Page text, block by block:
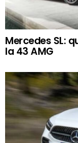
Mercedes SL:
la 43 AMG